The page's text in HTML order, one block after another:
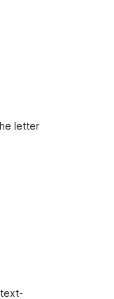
letter